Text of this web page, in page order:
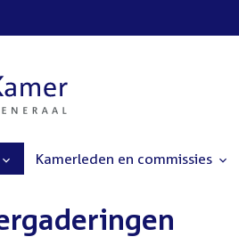
Kamerleden en commissies